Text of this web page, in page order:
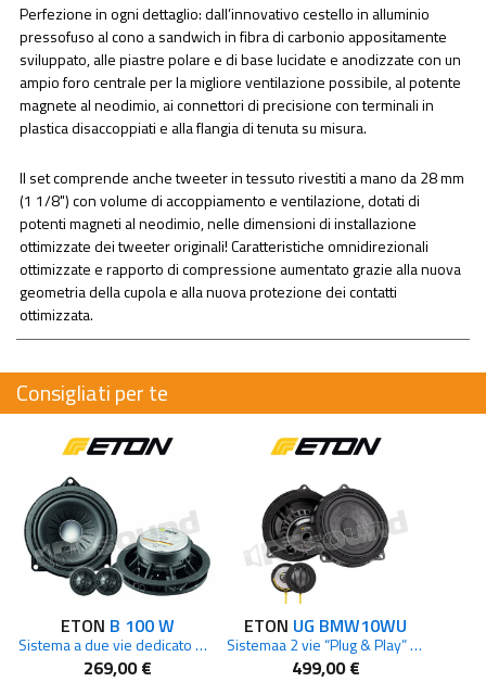
Perfezione in ogni dettaglio: dall’innovativo cestello in alluminio
pressofuso al cono a sandwich in fibra di carbonio appositamente
sviluppato, alle piastre polare e di base lucidate e anodizzate con un
ampio foro centrale per la migliore ventilazione possibile, al potente
magnete al neodimio, ai connettori di precisione con terminali in
plastica disaccoppiati e alla flangia di tenuta su misura.
Il set comprende anche tweeter in tessuto rivestiti a mano da 28 mm
(1 1/8") con volume di accoppiamento e ventilazione, dotati di
potenti magneti al neodimio, nelle dimensioni di installazione
ottimizzate dei tweeter originali! Caratteristiche omnidirezionali
ottimizzate e rapporto di compressione aumentato grazie alla nuova
geometria della cupola e alla nuova protezione dei contatti
ottimizzata.
Consigliati per te
ETON B 100 W
Sistema a due vie dedicato BMW
269,00 €
ETON UG BMW10WU
Sistemaa 2 vie “Plug & Play” di ultima generazione per BMW
499,00 €